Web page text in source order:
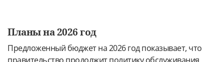
Планы на 2026 год
Предложенный бюджет на 2026 год показывает, что